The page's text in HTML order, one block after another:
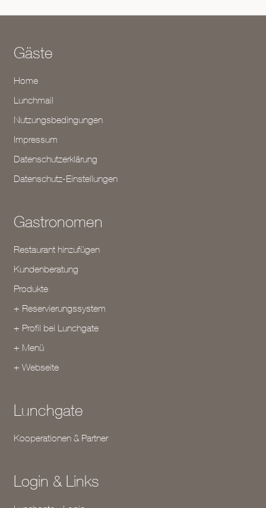
Gäste
Home
Lunchmail
Nutzungsbedingungen
Impressum
Datenschutzerklärung
Datenschutz-Einstellungen
Gastronomen
Restaurant hinzufügen
Kundenberatung
Produkte
+ Reservierungssystem
+ Profil bei Lunchgate
+ Menü
+ Webseite
Lunchgate
Kooperationen & Partner
Login & Links